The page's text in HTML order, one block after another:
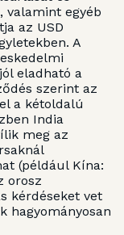
valamint egyéb
az USD
A
eladható a
szerint az
a kétoldalú
India
meg az
(például Kína:
orosz
kérdéseket vet
hagyományosan